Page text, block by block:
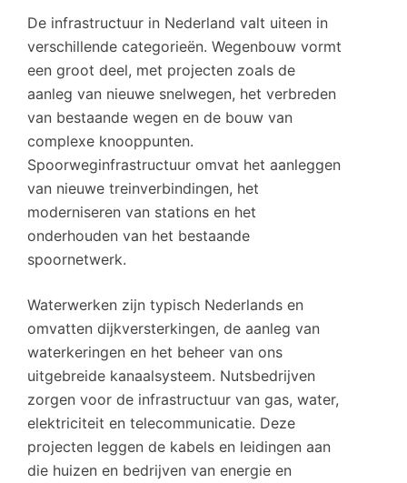
De infrastructuur in Nederland valt uiteen in
verschillende categorieën. Wegenbouw vormt
een groot deel, met projecten zoals de
aanleg van nieuwe snelwegen, het verbreden
van bestaande wegen en de bouw van
complexe knooppunten.
Spoorweginfrastructuur omvat het aanleggen
van nieuwe treinverbindingen, het
moderniseren van stations en het
onderhouden van het bestaande
spoornetwerk.
Waterwerken zijn typisch Nederlands en
omvatten dijkversterkingen, de aanleg van
waterkeringen en het beheer van ons
uitgebreide kanaalsysteem. Nutsbedrijven
zorgen voor de infrastructuur van gas, water,
elektriciteit en telecommunicatie. Deze
projecten leggen de kabels en leidingen aan
die huizen en bedrijven van energie en